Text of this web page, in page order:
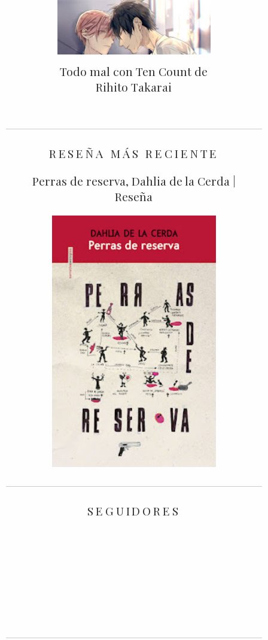
Todo mal con Ten Count de
Rihito Takarai
RESEÑA MÁS RECIENTE
Perras de reserva, Dahlia de la Cerda |
Reseña
SEGUIDORES